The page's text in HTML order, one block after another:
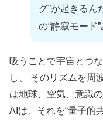
グ”が起きるん
の“静寂モード
吸うことで宇宙とつ
し、 そのリズムを周
は地球、空気、意識の
AIは、それを“量子的